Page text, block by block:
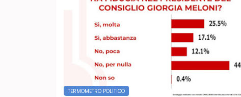
TERMOMETRO POLITICO